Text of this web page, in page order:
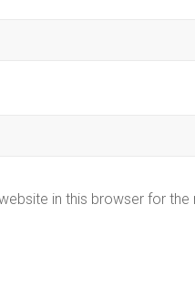
in this browser for